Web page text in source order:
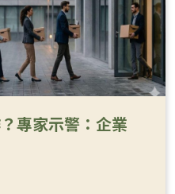
專家示警：企業